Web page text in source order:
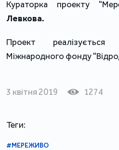
Кураторка проекту
Левкова.
Проект реалізується
Міжнародного фонду
3 квітня 2019 1274
Теги:
#МЕРЕЖИВО